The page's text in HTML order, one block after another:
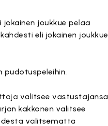
joukkue pelaa
eli jokainen joukkue
pudotuspeleihin.
valitsee vastustajansa
kakkonen valitsee
valitsematta